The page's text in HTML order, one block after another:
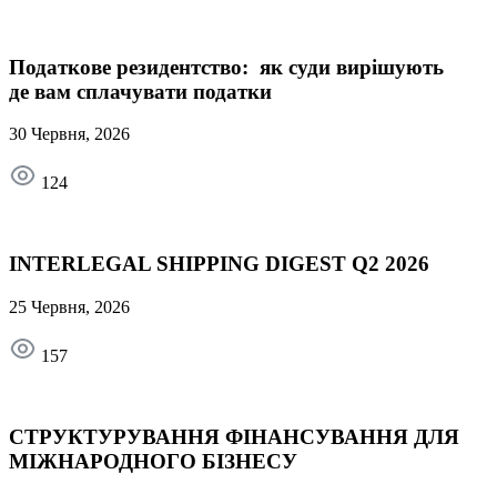
Податкове резидентство: як суди вирішують
де вам сплачувати податки
30 Червня, 2026
124
INTERLEGAL SHIPPING DIGEST Q2 2026
25 Червня, 2026
157
СТРУКТУРУВАННЯ ФІНАНСУВАННЯ ДЛЯ
МІЖНАРОДНОГО БІЗНЕСУ